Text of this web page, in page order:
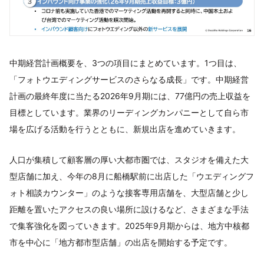
中期経営計画概要を、3つの項目にまとめています。1つ目は、
「フォトウエディングサービスのさらなる成長」です。中期経営
計画の最終年度に当たる2026年9月期には、77億円の売上収益を
目標としています。業界のリーディングカンパニーとして自ら市
場を広げる活動を行うとともに、新規出店を進めていきます。
人口が集積して顧客層の厚い大都市圏では、スタジオを備えた大
型店舗に加え、今年の8月に船橋駅前に出店した「ウエディングフ
ォト相談カウンター」のような接客専用店舗を、大型店舗と少し
距離を置いたアクセスの良い場所に設けるなど、さまざまな手法
で集客強化を図っていきます。2025年9月期からは、地方中核都
市を中心に「地方都市型店舗」の出店を開始する予定です。